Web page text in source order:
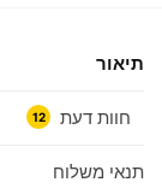
תיאור
חוות דעת 12
תנאי משלוח